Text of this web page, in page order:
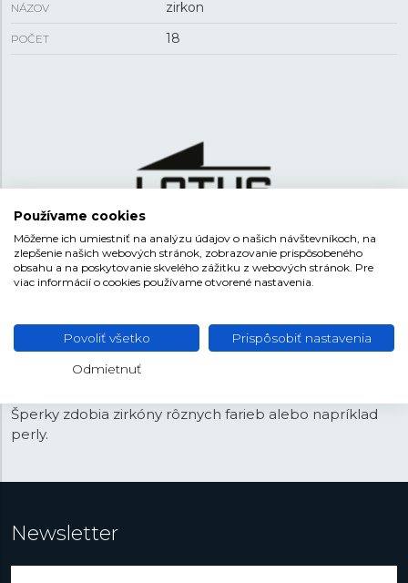
NÁZOV zirkon
POČET 18
Kolekcia šperkov Lotus Silver je synonymom pre
eleganciu a kvalitu. Každý kus je vyrobený zo
ale aj antialergické vlastnosti. Dizajn šperkov je moderný
a nadčasový, hodí sa pre akúkoľvek udalosť. Kolekcia
ponúka obľúbené motívy ako je strom života, srdce,
Šperky zdobia zirkóny rôznych farieb alebo napríklad
perly.
Newsletter
Používame cookies
Môžeme ich umiestniť na analýzu údajov o našich návštevníkoch, na
zlepšenie našich webových stránok, zobrazovanie prispôsobeného
obsahu a na poskytovanie skvelého zážitku z webových stránok. Pre
viac informácií o cookies používame otvorené nastavenia.
Povoliť všetko Prispôsobiť nastavenia
Odmietnuť